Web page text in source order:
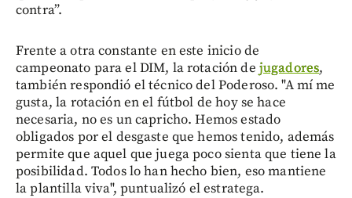
contra”.
Frente a otra constante en este inicio de
campeonato para el DIM, la rotación de jugadores,
también respondió el técnico del Poderoso. "A mí me
gusta, la rotación en el fútbol de hoy se hace
necesaria, no es un capricho. Hemos estado
obligados por el desgaste que hemos tenido, además
permite que aquel que juega poco sienta que tiene la
posibilidad. Todos lo han hecho bien, eso mantiene
la plantilla viva", puntualizó el estratega.